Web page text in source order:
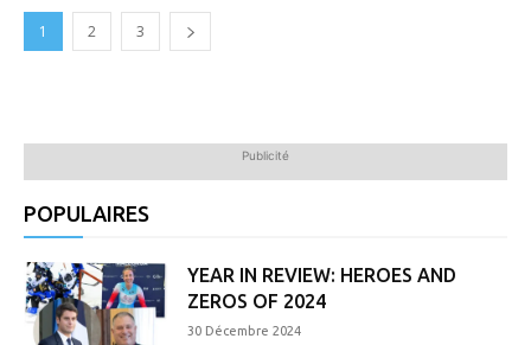
1 2 3
Publicité
POPULAIRES
YEAR IN REVIEW: HEROES AND
ZEROS OF 2024
30 Décembre 2024